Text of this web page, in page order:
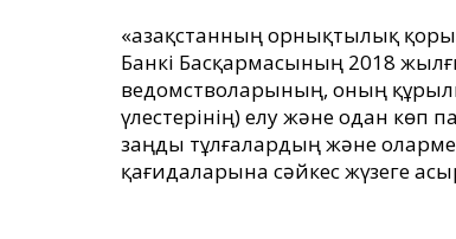
«Қазақстанның орнықтылық
Банкі Басқармасының 2018
ведомстволарының, оның
үлестерінің) елу және одан көп
заңды тұлғалардың және
қағидаларына сәйкес жүзеге